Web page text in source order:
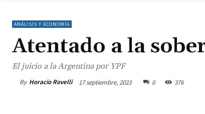
ANÁLISIS Y ECONOMÍA
Atentado a la
El juicio a la Argentina por YPF
By Horacio Rovelli 17 septiembre, 2023 0 376